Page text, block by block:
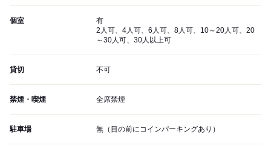
個室
有
2人可、4人可、6人可、8人可、10～20人可、20
～30人可、30人以上可
貸切 不可
禁煙・喫煙 全席禁煙
駐車場 無（目の前にコインパーキングあり）